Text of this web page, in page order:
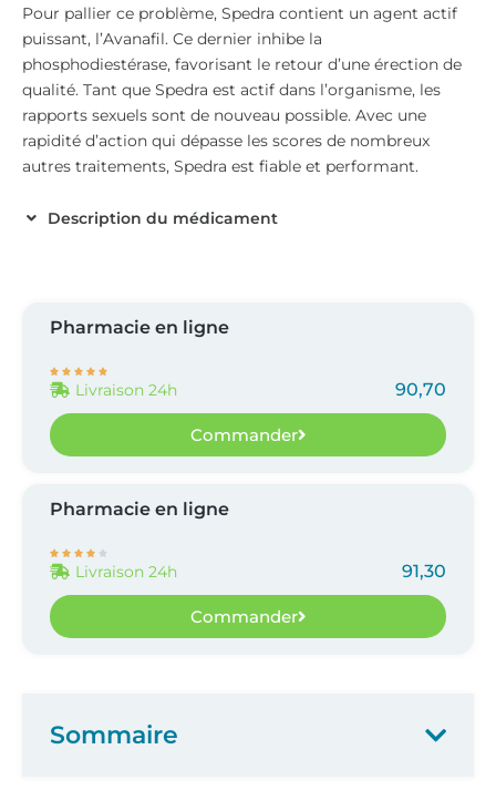
Pour pallier ce problème, Spedra contient un agent actif
puissant, l’Avanafil. Ce dernier inhibe la
phosphodiestérase, favorisant le retour d’une érection de
qualité. Tant que Spedra est actif dans l’organisme, les
rapports sexuels sont de nouveau possible. Avec une
rapidité d’action qui dépasse les scores de nombreux
autres traitements, Spedra est fiable et performant.
Description du médicament
Pharmacie en ligne
    
Livraison 24h 90,70
Commander
Pharmacie en ligne
    
Livraison 24h 91,30
Commander
Sommaire